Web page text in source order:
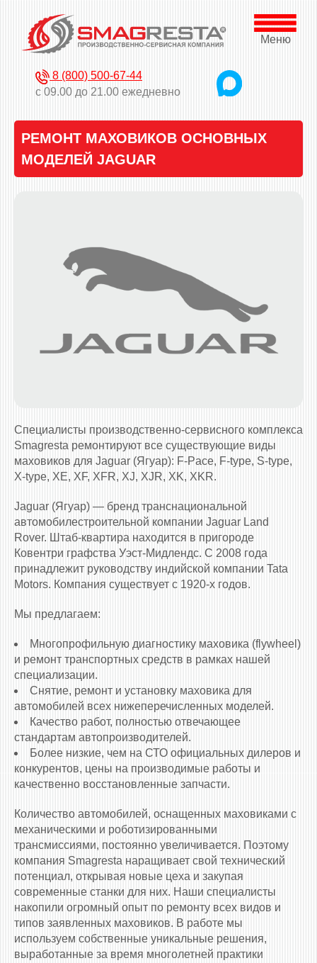
Меню
8 (800) 500-67-44
с 09.00 до 21.00 ежедневно
РЕМОНТ МАХОВИКОВ ОСНОВНЫХ
МОДЕЛЕЙ JAGUAR
Специалисты производственно-сервисного комплекса
Smagresta ремонтируют все существующие виды
маховиков для Jaguar (Ягуар): F-Pace, F-type, S-type,
X-type, XE, XF, XFR, XJ, XJR, XK, XKR.
Jaguar (Ягуар) — бренд транснациональной
автомобилестроительной компании Jaguar Land
Rover. Штаб-квартира находится в пригороде
Ковентри графства Уэст-Мидлендс. С 2008 года
принадлежит руководству индийской компании Tata
Motors. Компания существует с 1920-х годов.
Мы предлагаем:
Многопрофильную диагностику маховика (flywheel)
и ремонт транспортных средств в рамках нашей
специализации.
Снятие, ремонт и установку маховика для
автомобилей всех нижеперечисленных моделей.
Качество работ, полностью отвечающее
стандартам автопроизводителей.
Более низкие, чем на СТО официальных дилеров и
конкурентов, цены на производимые работы и
качественно восстановленные запчасти.
Количество автомобилей, оснащенных маховиками c
механическими и роботизированными
трансмиссиями, постоянно увеличивается. Поэтому
компания Smagresta наращивает свой технический
потенциал, открывая новые цеха и закупая
современные станки для них. Наши специалисты
накопили огромный опыт по ремонту всех видов и
типов заявленных маховиков. В работе мы
используем собственные уникальные решения,
выработанные за время многолетней практики